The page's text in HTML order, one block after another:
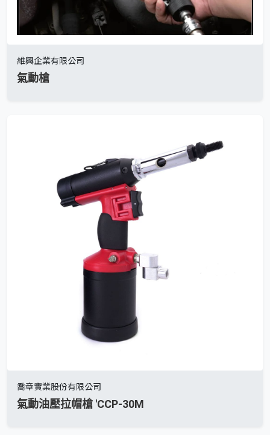
維興企業有限公司
氣動槍
喬章實業股份有限公司
氣動油壓拉帽槍 'CCP-30M